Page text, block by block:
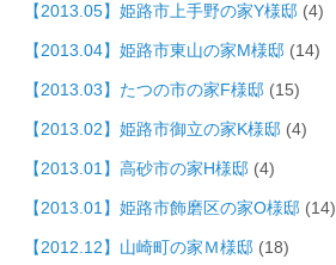
【2013.05】姫路市上手野の家Y様邸 (4)
【2013.04】姫路市東山の家M様邸 (14)
【2013.03】たつの市の家F様邸 (15)
【2013.02】姫路市御立の家K様邸 (4)
【2013.01】高砂市の家H様邸 (4)
【2013.01】姫路市飾磨区の家O様邸 (14)
【2012.12】山崎町の家Ｍ様邸 (18)